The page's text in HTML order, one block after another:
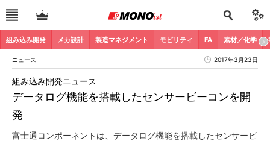
組み込み開発 メカ設計 製造マネジメント モビリティ FA 素材／化学
ニュース 2017年3月23日
データログ機能を搭載したセンサービーコンを開
発
組み込み開発ニュース
富士通コンポーネントは、データログ機能を搭載したセンサービ